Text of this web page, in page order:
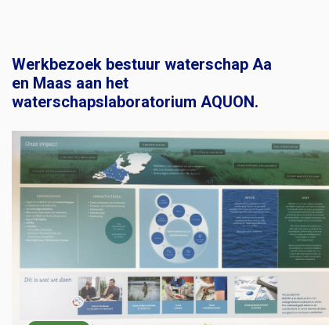
Werkbezoek bestuur waterschap Aa
en Maas aan het
waterschapslaboratorium AQUON.